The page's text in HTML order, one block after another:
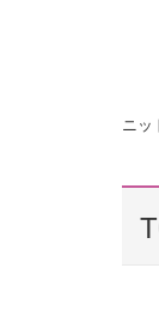
ニッ